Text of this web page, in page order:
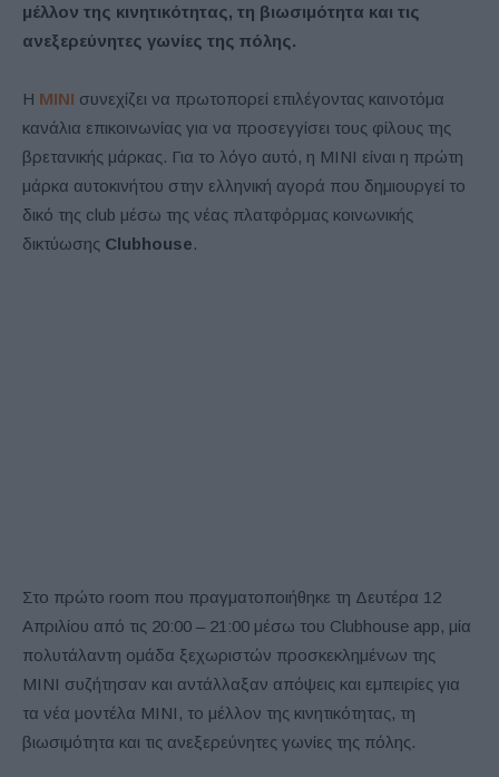
μέλλον της κινητικότητας, τη βιωσιμότητα και τις
ανεξερεύνητες γωνίες της πόλης.
Η ΜΙΝΙ συνεχίζει να πρωτοπορεί επιλέγοντας καινοτόμα
κανάλια επικοινωνίας για να προσεγγίσει τους φίλους της
βρετανικής μάρκας. Για το λόγο αυτό, η ΜΙΝΙ είναι η πρώτη
μάρκα αυτοκινήτου στην ελληνική αγορά που δημιουργεί το
δικό της club μέσω της νέας πλατφόρμας κοινωνικής
δικτύωσης Clubhouse.
Στο πρώτο room που πραγματοποιήθηκε τη Δευτέρα 12
Απριλίου από τις 20:00 – 21:00 μέσω του Clubhouse app, μία
πολυτάλαντη ομάδα ξεχωριστών προσκεκλημένων της
ΜΙΝΙ συζήτησαν και αντάλλαξαν απόψεις και εμπειρίες για
τα νέα μοντέλα ΜΙΝΙ, το μέλλον της κινητικότητας, τη
βιωσιμότητα και τις ανεξερεύνητες γωνίες της πόλης.